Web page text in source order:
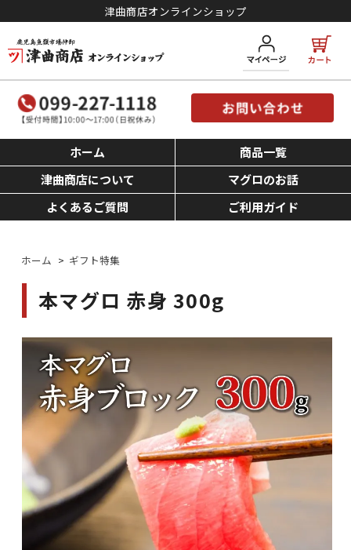
津曲商店オンラインショップ
ホーム
商品一覧
津曲商店について
マグロのお話
よくあるご質問
ご利用ガイド
ホーム > ギフト特集
本マグロ 赤身 300g